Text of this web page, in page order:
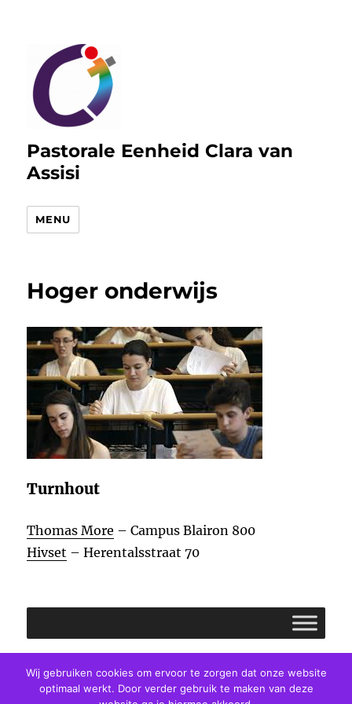
Pastorale Eenheid Clara van
Assisi
MENU
Hoger onderwijs
Turnhout
Thomas More – Campus Blairon 800
Hivset – Herentalsstraat 70
Facebook
E-
mail
Twitter
Wij gebruiken cookies om ervoor te zorgen dat onze website
optimaal werkt. Door verder gebruik te maken van deze